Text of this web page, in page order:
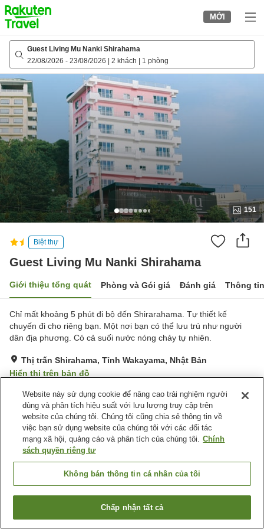
to
top
page
MỚI
Guest Living Mu Nanki Shirahama
22/08/2026 - 23/08/2026 2 khách 1 phòng
151
Biệt thự
Guest Living Mu Nanki Shirahama
Giới thiệu tổng quát Phòng và Gói giá Đánh giá Thông
Chỉ mất khoảng 5 phút đi bộ đến Shirarahama. Tự thiết kế
chuyến đi cho riêng bạn. Một nơi bạn có thể lưu trú như người
dân địa phương. Có cả suối nước nóng chảy tự nhiên.
Thị trấn Shirahama, Tỉnh Wakayama, Nhật Bản
Hiển thị trên bản đồ
Tuyệt vời Đánh giá:93lượt
Tiện nghi chỗ nghỉ
Wi-Fi
Bar
Khu hút thuốc riêng
Trang chủ Nhật Bản Tỉnh Wakayama
Thị trấn Shirahama
Guest Living Mu Nanki Shirahama
Tìm phòng trống
Website này sử dụng cookie để nâng cao trải nghiệm người
dùng và phân tích hiệu suất với lưu lượng truy cập trên
website của chúng tôi. Chúng tôi cũng chia sẻ thông tin về
việc bạn sử dụng website của chúng tôi với các đối tác
mạng xã hội, quảng cáo và phân tích của chúng tôi. Chính
sách quyền riêng tư
Không bán thông tin cá nhân của tôi
Chấp nhận tất cả